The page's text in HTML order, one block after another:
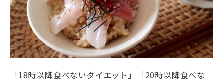
「18時以降食べないダイエット」「20時以降食べな